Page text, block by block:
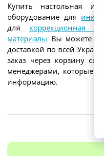
Купить настольная
оборудование для
для коррекционная
материалы Вы можете
доставкой по всей
заказ через корзину
менеджерами, которые
информацию.